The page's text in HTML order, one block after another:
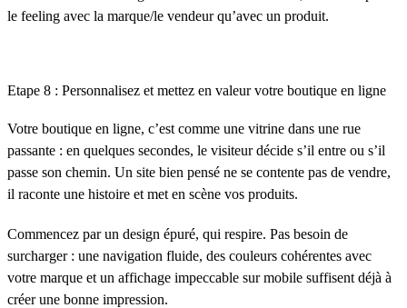
le feeling avec la marque/le vendeur qu’avec un produit.
Etape 8 : Personnalisez et mettez en valeur votre boutique en ligne
Votre boutique en ligne, c’est comme une vitrine dans une rue
passante : en quelques secondes, le visiteur décide s’il entre ou s’il
passe son chemin. Un site bien pensé ne se contente pas de vendre,
il raconte une histoire et met en scène vos produits.
Commencez par un design épuré, qui respire. Pas besoin de
surcharger : une navigation fluide, des couleurs cohérentes avec
votre marque et un affichage impeccable sur mobile suffisent déjà à
créer une bonne impression.